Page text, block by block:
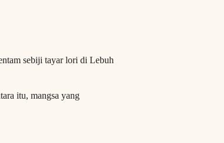
sebiji tayar lori di Lebuh
itu, mangsa yang